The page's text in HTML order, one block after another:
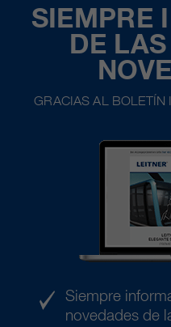
SIEMPRE
DE
GRACIAS AL BOLETÍN
Siempre
novedades de